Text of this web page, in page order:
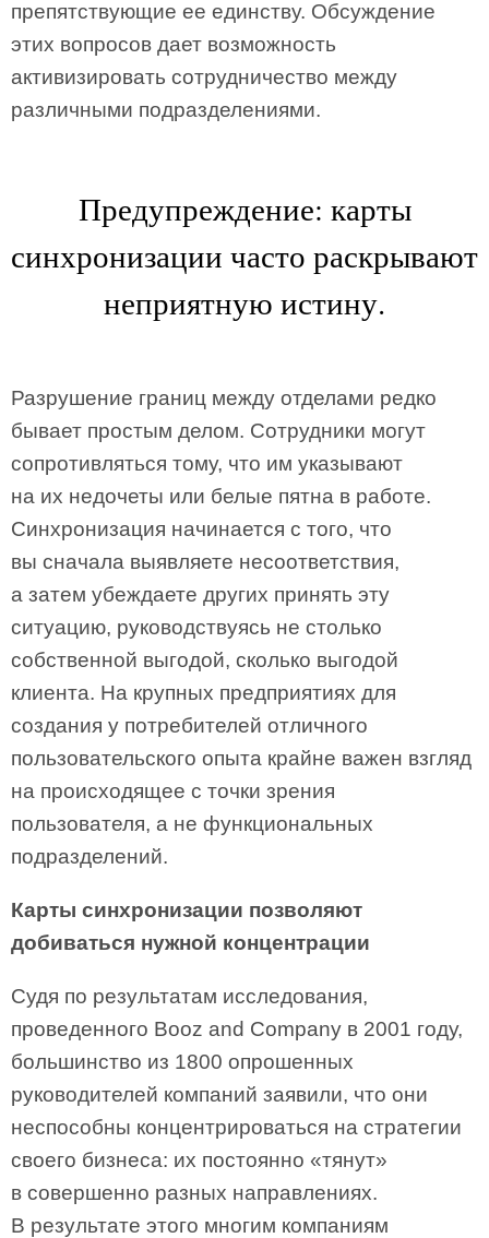
препятствующие ее единству. Обсуждение
этих вопросов дает возможность
активизировать сотрудничество между
различными подразделениями.
Предупреждение: карты
синхронизации часто раскрывают
неприятную истину.
Разрушение границ между отделами редко
бывает простым делом. Сотрудники могут
сопротивляться тому, что им указывают
на их недочеты или белые пятна в работе.
Синхронизация начинается с того, что
вы сначала выявляете несоответствия,
а затем убеждаете других принять эту
ситуацию, руководствуясь не столько
собственной выгодой, сколько выгодой
клиента. На крупных предприятиях для
создания у потребителей отличного
пользовательского опыта крайне важен взгляд
на происходящее с точки зрения
пользователя, а не функциональных
подразделений.
Карты синхронизации позволяют
добиваться нужной концентрации
Судя по результатам исследования,
проведенного Booz and Company в 2001 году,
большинство из 1800 опрошенных
руководителей компаний заявили, что они
неспособны концентрироваться на стратегии
своего бизнеса: их постоянно «тянут»
в совершенно разных направлениях.
В результате этого многим компаниям